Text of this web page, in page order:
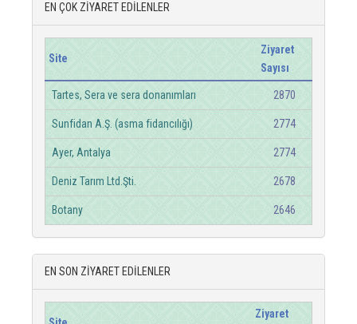
EN ÇOK ZİYARET EDİLENLER
Site
Ziyaret
Sayısı
Tartes, Sera ve sera donanımları 2870
Sunfidan A.Ş. (asma fidancılığı) 2774
Ayer, Antalya 2774
Deniz Tarım Ltd.Şti. 2678
Botany 2646
EN SON ZİYARET EDİLENLER
Ziyaret